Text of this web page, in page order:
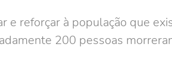
e reforçar à população que
200 pessoas